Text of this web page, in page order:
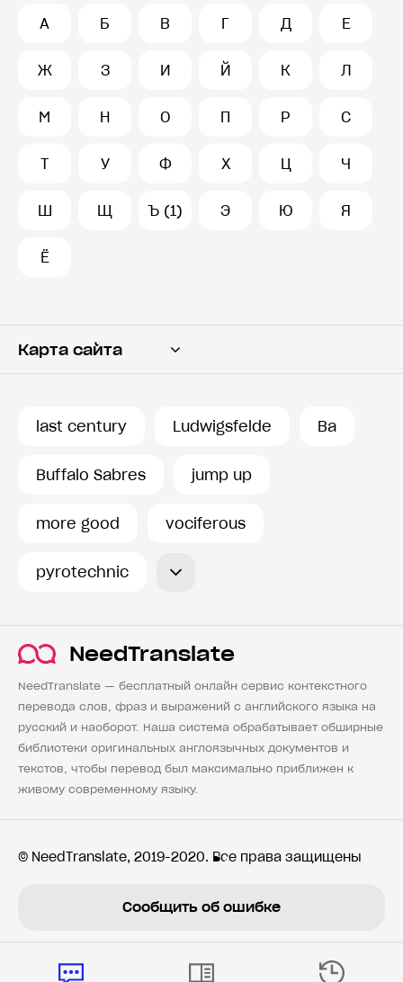
А Б В Г Д Е
Ж З И Й К Л
М Н О П Р С
Т У Ф Х Ц Ч
Ш Щ Ъ (1) Э Ю Я
Ё
Карта сайта
last century Ludwigsfelde Ва
Buffalo Sabres jump up
more good vociferous
pyrotechnic
NeedTranslate
NeedTranslate — бесплатный онлайн сервис контекстного
перевода слов, фраз и выражений с английского языка на
русский и наоборот. Наша система обрабатывает обширные
библиотеки оригинальных англоязычных документов и
текстов, чтобы перевод был максимально приближен к
живому современному языку.
© NeedTranslate, 2019-2020. Все права защищены
Сообщить об ошибке